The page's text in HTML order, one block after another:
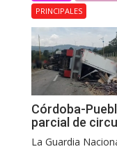
PRINCIPALES
Córdoba-
parcial de
La Guardia